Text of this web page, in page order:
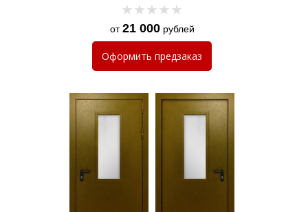
от21 000рублей
Оформить предзаказ